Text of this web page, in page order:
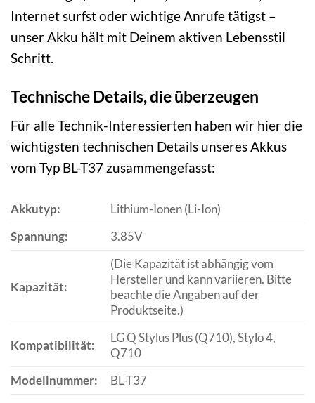
Internet surfst oder wichtige Anrufe tätigst –
unser Akku hält mit Deinem aktiven Lebensstil
Schritt.
Technische Details, die überzeugen
Für alle Technik-Interessierten haben wir hier die
wichtigsten technischen Details unseres Akkus
vom Typ BL-T37 zusammengefasst:
Akkutyp:
Lithium-Ionen (Li-Ion)
Spannung:
3.85V
Kapazität:
(Die Kapazität ist abhängig vom
Hersteller und kann variieren. Bitte
beachte die Angaben auf der
Produktseite.)
Kompatibilität:
LG Q Stylus Plus (Q710), Stylo 4,
Q710
Modellnummer:
BL-T37